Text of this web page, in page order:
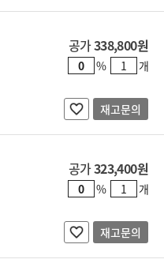
공가338,800원
% 개
재고문의
공가323,400원
% 개
재고문의